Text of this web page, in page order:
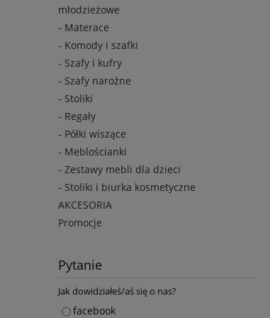
młodzieżowe
- Materace
- Komody i szafki
- Szafy i kufry
- Szafy narożne
- Stoliki
- Regały
- Półki wiszące
- Meblościanki
- Zestawy mebli dla dzieci
- Stoliki i biurka kosmetyczne
AKCESORIA
Promocje
Pytanie
Jak dowidziałeś/aś się o nas?
facebook